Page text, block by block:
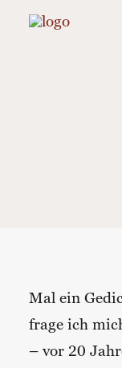
Mal ein
frage ich
– vor 20